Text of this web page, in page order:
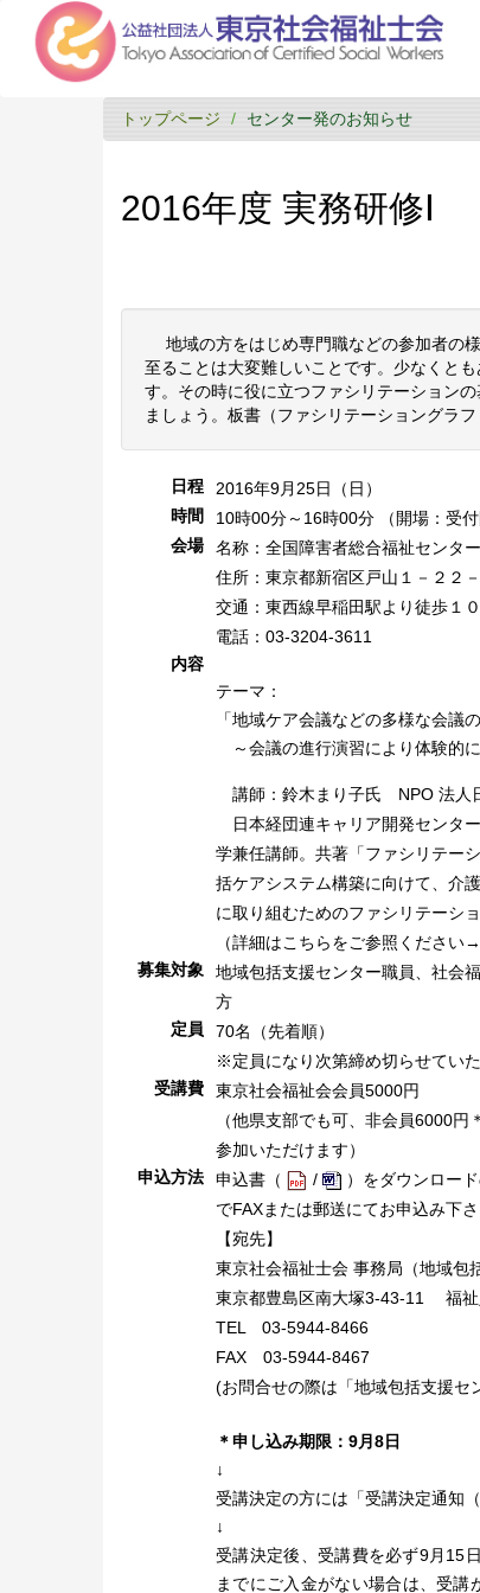
トップページ センター発のお知らせ
2016年度 実務研修Ⅰ
地域の方をはじめ専門職などの参加者の
至ることは大変難しいことです。少なくと
す。その時に役に立つファシリテーション
ましょう。板書（ファシリテーショングラ
日程
2016年9月25日（日）
時間
10時00分～16時00分 （開場：受付
会場
名称：全国障害者総合福祉セン
住所：東京都新宿区戸山１－２２
交通：東西線早稲田駅より徒歩１
電話：03-3204-3611
内容
テーマ：
「地域ケア会議などの多様な会議
～会議の進行演習により体験的
講師：鈴木まり子氏 NPO 法人
日本経団連キャリア開発センタ
学兼任講師。共著「ファシリテー
括ケアシステム構築に向けて、介
に取り組むためのファシリテーシ
（詳細はこちらをご参照ください→
募集対象
地域包括支援センター職員、社会
方
定員
70名（先着順）
※定員になり次第締め切らせていた
受講費
東京社会福祉会会員5000円
（他県支部でも可、非会員6000
参加いただけます）
申込方法
申込書（ /
）をダウンロー
でFAXまたは郵送にてお申込み下
【宛先】
東京社会福祉士会 事務局（地域包
東京都豊島区南大塚3-43-11 福祉
TEL 03-5944-8466
FAX 03-5944-8467
(お問合せの際は「地域包括支援セ
＊申し込み期限：9月8日
↓
受講決定の方には「受講決定通知
↓
受講決定後、受講費を必ず9月15
までにご入金がない場合は、受